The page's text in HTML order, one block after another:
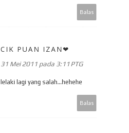
Balas
CIK PUAN IZAN❤
31 Mei 2011 pada 3:11 PTG
lelaki lagi yang salah...hehehe
Balas